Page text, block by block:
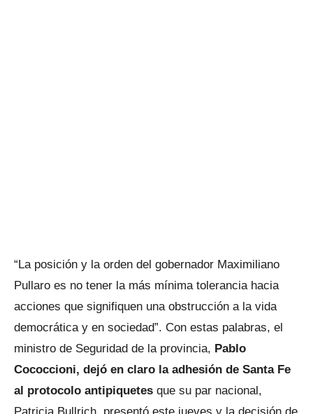
“La posición y la orden del gobernador Maximiliano
Pullaro es no tener la más mínima tolerancia hacia
acciones que signifiquen una obstrucción a la vida
democrática y en sociedad”. Con estas palabras, el
ministro de Seguridad de la provincia, Pablo
Cococcioni, dejó en claro la adhesión de Santa Fe
al protocolo antipiquetes que su par nacional,